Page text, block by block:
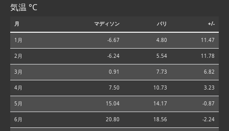
気温 °C
月 マディソン パリ +/-
1月 -6.67 4.80 11.47
2月 -6.24 5.54 11.78
3月 0.91 7.73 6.82
4月 7.50 10.73 3.23
5月 15.04 14.17 -0.87
6月 20.80 18.56 -2.24